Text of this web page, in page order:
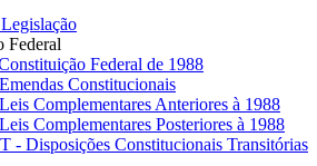
Federal
Federal de 1988
Constitucionais
Complementares Anteriores à 1988
Complementares Posteriores à 1988
- Disposições Constitucionais Transitórias